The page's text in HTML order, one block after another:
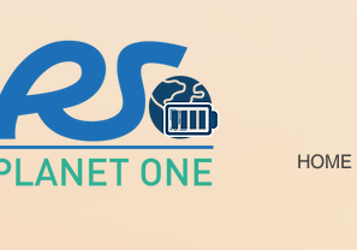
HOME